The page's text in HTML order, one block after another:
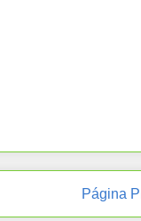
Página